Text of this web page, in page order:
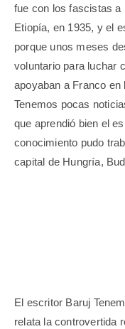
fue con los fascistas a
Etiopía, en 1935, y el
porque unos meses
voluntario para luchar
apoyaban a Franco en
Tenemos pocas
que aprendió bien el
conocimiento pudo
capital de Hungría,
El escritor Baruj
relata la controvertida